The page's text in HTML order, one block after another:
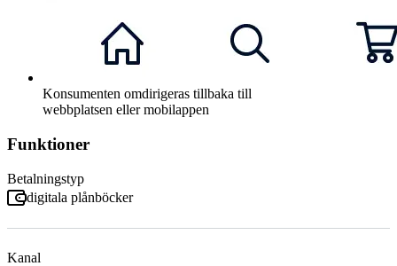
Konsumenten omdirigeras tillbaka till
webbplatsen eller mobilappen
Funktioner
Betalningstyp
digitala plånböcker
Kanal